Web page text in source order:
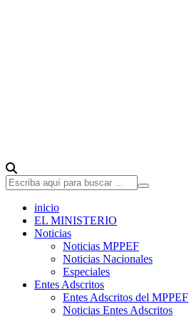
inicio
EL MINISTERIO
Noticias
Noticias MPPEF
Noticias Nacionales
Especiales
Entes Adscritos
Entes Adscritos del MPPEF
Noticias Entes Adscritos